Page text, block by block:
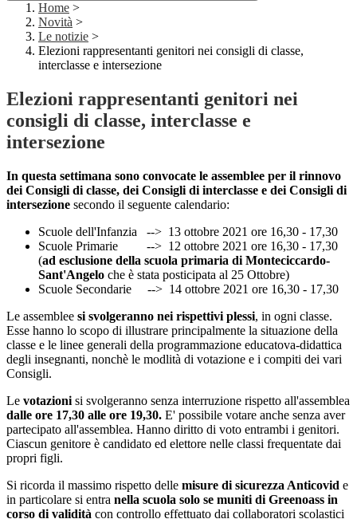
Home >
Novità >
Le notizie >
Elezioni rappresentanti genitori nei consigli di classe,
interclasse e intersezione
Elezioni rappresentanti genitori nei
consigli di classe, interclasse e
intersezione
In questa settimana sono convocate le assemblee per il rinnovo
dei Consigli di classe, dei Consigli di interclasse e dei Consigli di
intersezione secondo il seguente calendario:
Scuole dell'Infanzia --> 13 ottobre 2021 ore 16,30 - 17,30
Scuole Primarie --> 12 ottobre 2021 ore 16,30 - 17,30
(ad esclusione della scuola primaria di Monteciccardo-
Sant'Angelo che è stata posticipata al 25 Ottobre)
Scuole Secondarie --> 14 ottobre 2021 ore 16,30 - 17,30
Le assemblee si svolgeranno nei rispettivi plessi, in ogni classe.
Esse hanno lo scopo di illustrare principalmente la situazione della
classe e le linee generali della programmazione educatova-didattica
degli insegnanti, nonchè le modlità di votazione e i compiti dei vari
Consigli.
Le votazioni si svolgeranno senza interruzione rispetto all'assemblea
dalle ore 17,30 alle ore 19,30. E' possibile votare anche senza aver
partecipato all'assemblea. Hanno diritto di voto entrambi i genitori.
Ciascun genitore è candidato ed elettore nelle classi frequentate dai
propri figli.
Si ricorda il massimo rispetto delle misure di sicurezza Anticovid e
in particolare si entra nella scuola solo se muniti di Greenoass in
corso di validità con controllo effettuato dai collaboratori scolastici